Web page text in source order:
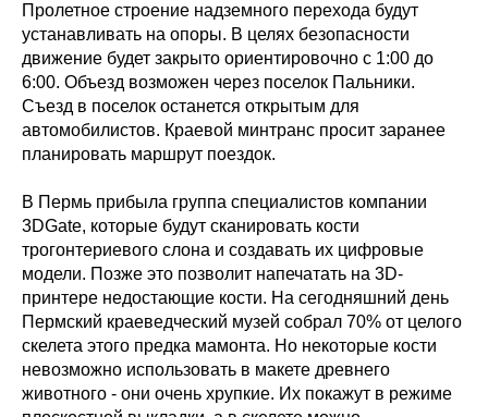
Пролетное строение надземного перехода будут
устанавливать на опоры. В целях безопасности
движение будет закрыто ориентировочно с 1:00 до
6:00. Объезд возможен через поселок Пальники.
Съезд в поселок останется открытым для
автомобилистов. Краевой минтранс просит заранее
планировать маршрут поездок.
В Пермь прибыла группа специалистов компании
3DGate, которые будут сканировать кости
трогонтериевого слона и создавать их цифровые
модели. Позже это позволит напечатать на 3D-
принтере недостающие кости. На сегодняшний день
Пермский краеведческий музей собрал 70% от целого
скелета этого предка мамонта. Но некоторые кости
невозможно использовать в макете древнего
животного - они очень хрупкие. Их покажут в режиме